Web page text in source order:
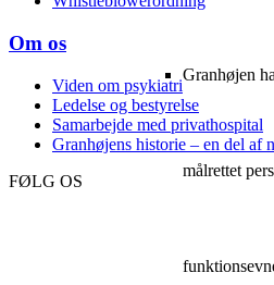
Granhøjen
målrettet
Om os
Viden om psykiatri
Ledelse og bestyrelse
Samarbejde med privathospital
Granhøjens historie – en del af
FØLG OS